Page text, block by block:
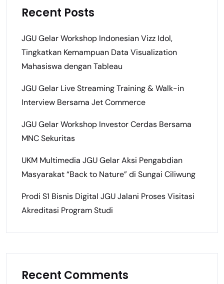
Recent Posts
JGU Gelar Workshop Indonesian Vizz Idol,
Tingkatkan Kemampuan Data Visualization
Mahasiswa dengan Tableau
JGU Gelar Live Streaming Training & Walk-in
Interview Bersama Jet Commerce
JGU Gelar Workshop Investor Cerdas Bersama
MNC Sekuritas
UKM Multimedia JGU Gelar Aksi Pengabdian
Masyarakat “Back to Nature” di Sungai Ciliwung
Prodi S1 Bisnis Digital JGU Jalani Proses Visitasi
Akreditasi Program Studi
Recent Comments